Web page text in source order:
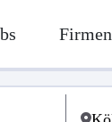
Firmen